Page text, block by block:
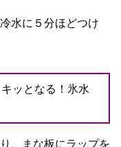
水に５分ほどつけ
ッとなる！氷水
、まな板にラップを